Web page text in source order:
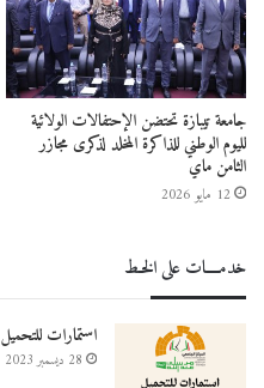
جامعة تيبازة تحتضن الإحتفالات الولائية
لليوم الوطني للذاكرة المخلد لذكرى مجازر
الثامن ماي
12 مايو 2026
خدمــــات على الخـط
استمارات للتحميل
28 ديسمبر 2023